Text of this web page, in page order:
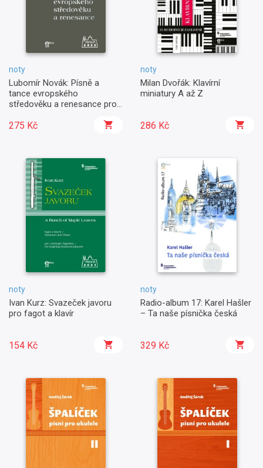
noty
Lubomír Novák: Písně a
tance evropského
středověku a renesance pro
275 Kč
noty
Milan Dvořák: Klavírní
miniatury A až Z
286 Kč
noty
Ivan Kurz: Svazeček javoru
pro fagot a klavír
154 Kč
noty
Radio-album 17: Karel Hašler
– Ta naše písnička česká
329 Kč